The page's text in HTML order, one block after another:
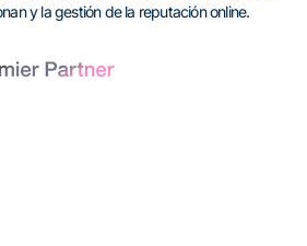
y la gestión de la reputación online.